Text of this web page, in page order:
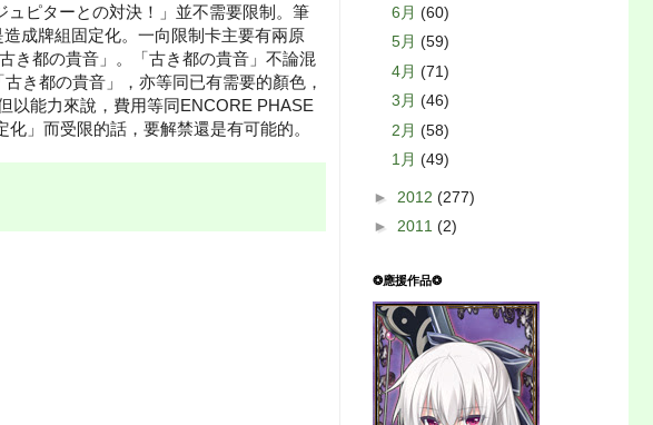
ピターとの対決！」並不需要限制。筆
成牌組固定化。一向限制卡主要有兩原
き都の貴音」。「古き都の貴音」不論混
き都の貴音」，亦等同已有需要的顏色，
以能力來說，費用等同ENCORE PHASE
」而受限的話，要解禁還是有可能的。
6月 (60)
5月 (59)
4月 (71)
3月 (46)
2月 (58)
1月 (49)
► 2012 (277)
► 2011 (2)
❂應援作品❂